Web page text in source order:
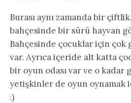
Burası aynı zamanda bir
bahçesinde bir sürü hayvan
Bahçesinde çocuklar için çok
var. Ayrıca içeride alt katta
bir oyun odası var ve o kadar
yetişkinler de oyun oynamak
:)